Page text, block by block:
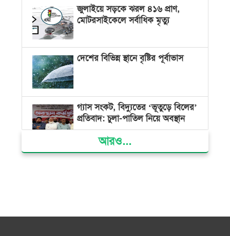
জুলাইয়ে সড়কে ঝরল ৪১৬ প্রাণ,
মোটরসাইকেলে সর্বাধিক মৃত্যু
দেশের বিভিন্ন স্থানে বৃষ্টির পূর্বাভাস
গ্যাস সংকট, বিদ্যুতের ‘ভূতুড়ে বিলের’
প্রতিবাদ: চুলা-পাতিল নিয়ে অবস্থান
ক্ষমতার কেন্দ্র গণভবন থেকে রক্তাক্ত
৩০০ রোগীকে বিনামূল্যে চিকিৎসাসেবা
আরও...